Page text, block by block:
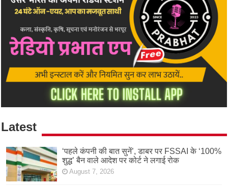
Latest
‘पहले कंपनी की बात सुनें’, डाबर पर FSSAI के ‘100%
शुद्ध’ बैन वाले आदेश पर कोर्ट ने लगाई रोक
August 7, 2026